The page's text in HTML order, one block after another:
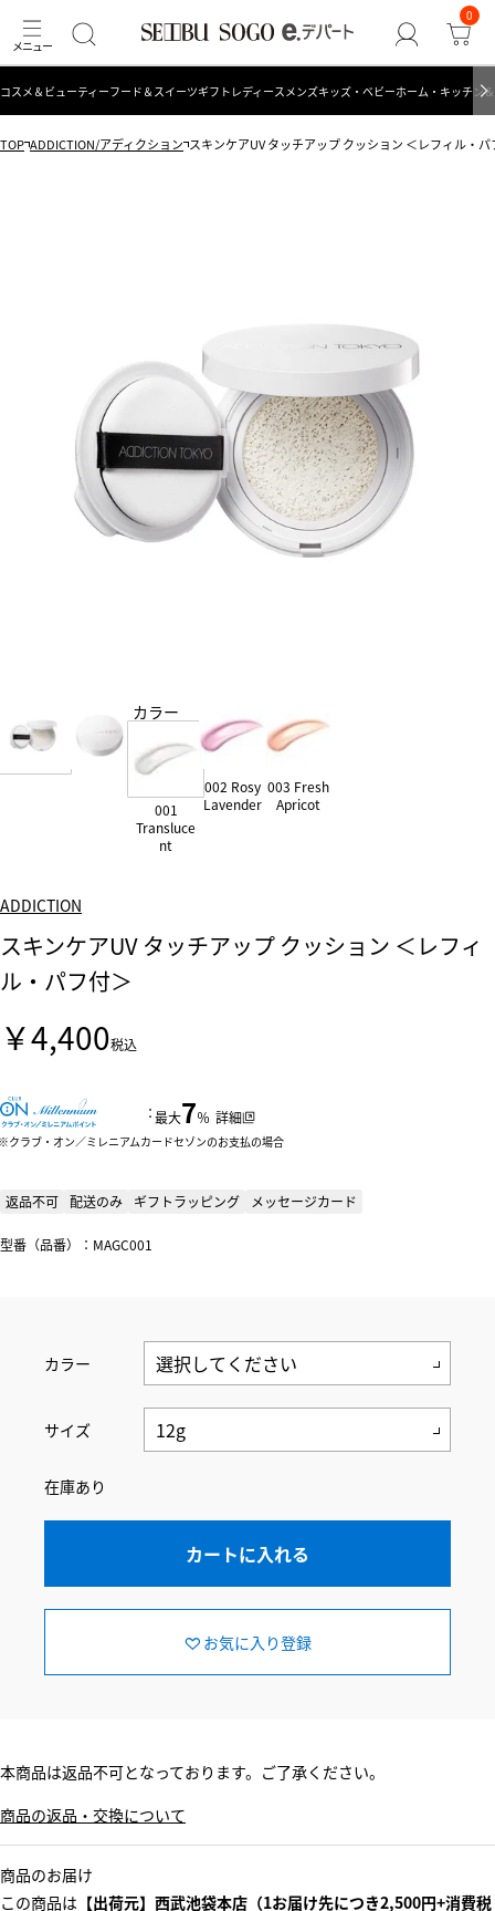
0
コスメ＆ビューティーフード＆スイーツギフト レディース メンズキッズ・ベビーホーム・キッチン
TOP ADDICTION/アディクション スキンケアUV タッチアップ クッション ＜レフィル・パ
カラー
001
Transluce
nt
002 Rosy
Lavender
003 Fresh
Apricot
ADDICTION
スキンケアUV タッチアップ クッション ＜レフィ
ル・パフ付＞
￥4,400税込
：最大7％ 詳細
クラブ・オン／ミレニアムカードセゾンのお支払の場合
返品不可 配送のみ ギフトラッピング メッセージカード
型番（品番）：MAGC001
カラー
サイズ
在庫あり
カートに入れる
お気に入り登録
本商品は返品不可となっております。ご了承ください。
商品の返品・交換について
商品のお届け
この商品は 【出荷元】西武池袋本店（1お届け先につき2,500円+消費税